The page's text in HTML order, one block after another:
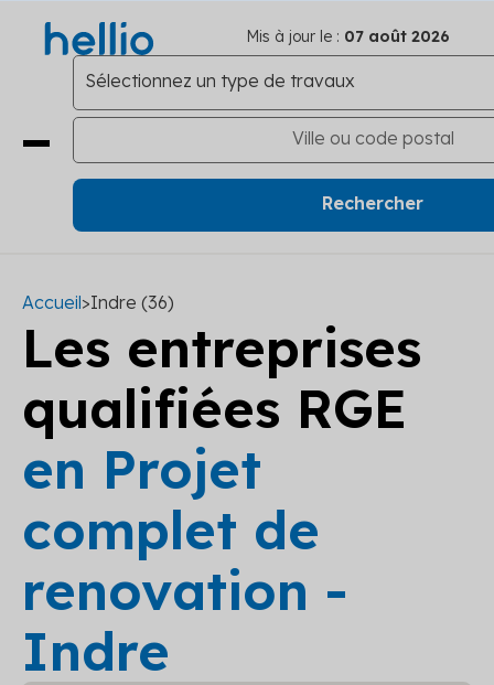
Mis à jour le : 07 août 2026
Accueil>Indre (36)
Les entreprises
qualifiées RGE
en Projet
complet de
renovation -
Indre